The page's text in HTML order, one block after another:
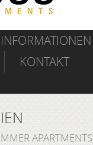
INFORMATIONEN
KONTAKT
APARTMENTS